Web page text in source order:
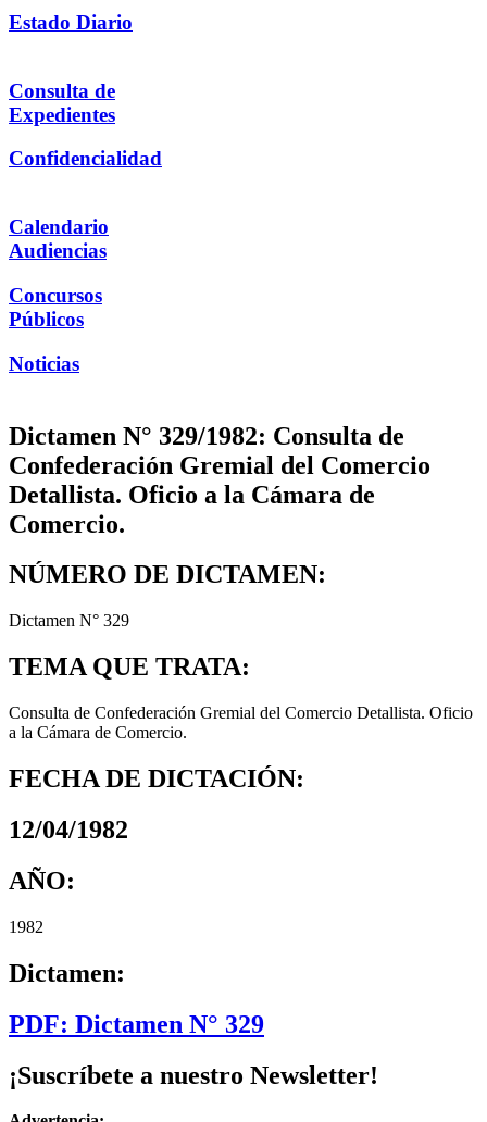
Estado Diario
Consulta de
Expedientes
Confidencialidad
Calendario
Audiencias
Concursos
Públicos
Noticias
Dictamen N° 329/1982: Consulta de
Confederación Gremial del Comercio
Detallista. Oficio a la Cámara de
Comercio.
NÚMERO DE DICTAMEN:
Dictamen N° 329
TEMA QUE TRATA:
Consulta de Confederación Gremial del Comercio Detallista. Oficio
a la Cámara de Comercio.
FECHA DE DICTACIÓN:
12/04/1982
AÑO:
1982
Dictamen:
PDF: Dictamen N° 329
¡Suscríbete a nuestro Newsletter!